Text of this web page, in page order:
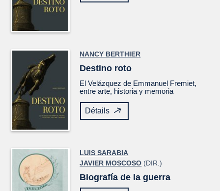
NANCY BERTHIER
Destino roto
ElVelázquez de Emmanuel Fremiet,
entre arte, historia y memoria
Détails
LUIS SARABIA
JAVIER MOSCOSO (DIR.)
Biografía de la guerra